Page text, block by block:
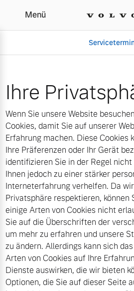
Cookies |
Menü
Aktuelle
Volvo
Gebrauchtwagen
Aktuelle
Über uns
Unser Team
Karriere
Unsere News & Events
Ihre
Wenn Sie unsere Website
Cookies, damit Sie auf unserer
Erfahrung machen. Diese Cookies
Ihre Präferenzen oder Ihr Gerät
identifizieren Sie in der Regel
Ihnen jedoch zu einer stärker
Interneterfahrung verhelfen. Da
Privatsphäre respektieren, können
einige Arten von Cookies nicht
Sie auf die Überschriften der
um mehr zu erfahren und unsere
zu ändern. Allerdings kann sich
Arten von Cookies auf Ihre
Dienste auswirken, die wir bieten
Optionen, die Sie auf dieser Seite